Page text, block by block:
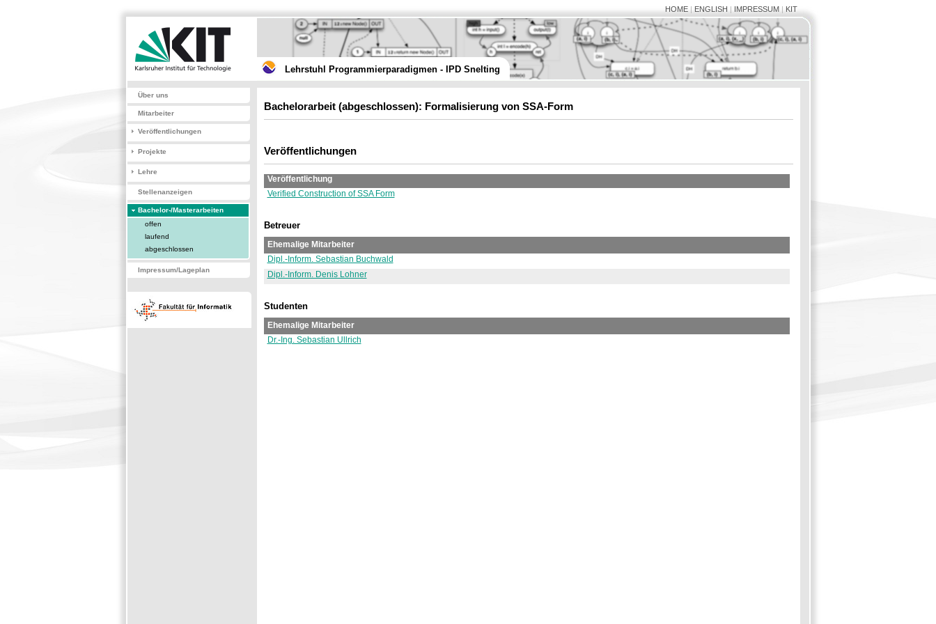
HOME| ENGLISH | IMPRESSUM| KIT
Lehrstuhl Programmierparadigmen - IPD Snelting
Über uns
Mitarbeiter
Veröffentlichungen
Projekte
Lehre
Stellenanzeigen
Bachelor-/Masterarbeiten
offen
laufend
abgeschlossen
Impressum/Lageplan
Bachelorarbeit (abgeschlossen): Formalisierung von SSA-Form
Veröffentlichungen
Veröffentlichung
Verified Construction of SSA Form
Betreuer
Ehemalige Mitarbeiter
Dipl.-Inform. Sebastian Buchwald
Dipl.-Inform. Denis Lohner
Studenten
Ehemalige Mitarbeiter
Dr.-Ing. Sebastian Ullrich